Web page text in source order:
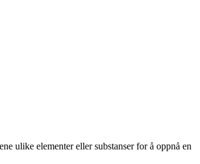
ulike elementer eller substanser for å oppnå en